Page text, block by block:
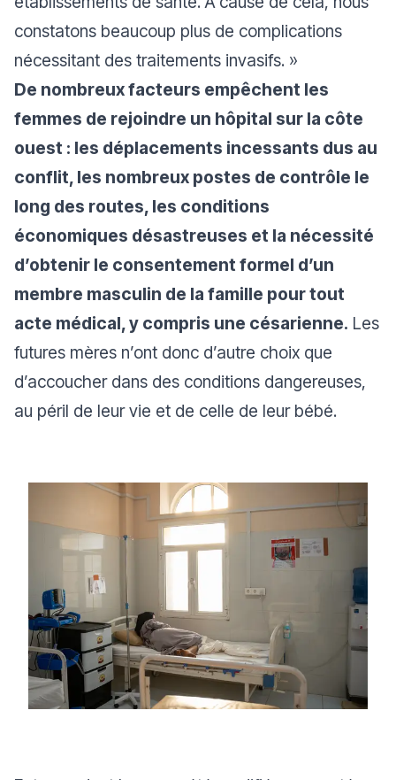
constatons beaucoup plus de complications
nécessitant des traitements invasifs. »
De nombreux facteurs empêchent les
femmes de rejoindre un hôpital sur la côte
ouest : les déplacements incessants dus au
conflit, les nombreux postes de contrôle le
long des routes, les conditions
économiques désastreuses et la nécessité
d’obtenir le consentement formel d’un
membre masculin de la famille pour tout
acte médical, y compris une césarienne. Les
futures mères n’ont donc d’autre choix que
d’accoucher dans des conditions dangereuses,
au péril de leur vie et de celle de leur bébé.